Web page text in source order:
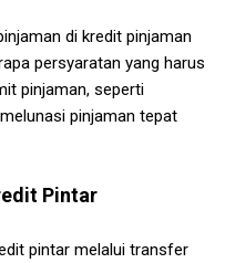
di kredit pinjaman
persyaratan yang harus
pinjaman, seperti
pinjaman tepat
Pintar
pintar melalui transfer